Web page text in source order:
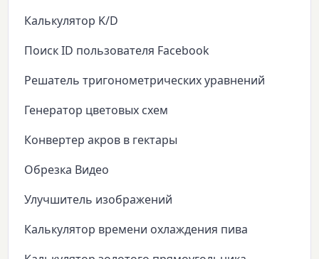
Калькулятор K/D
Поиск ID пользователя Facebook
Решатель тригонометрических уравнений
Генератор цветовых схем
Конвертер акров в гектары
Обрезка Видео
Улучшитель изображений
Калькулятор времени охлаждения пива